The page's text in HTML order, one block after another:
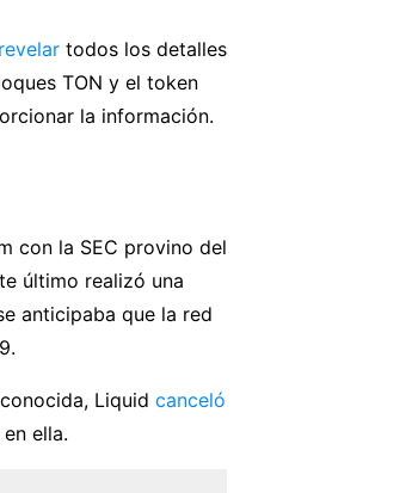
todos los detalles
TON y el token
la información.
con la SEC provino del
último realizó una
anticipaba que la red
Liquid canceló
ella.